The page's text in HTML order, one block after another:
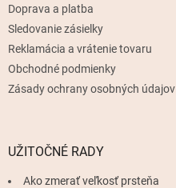
Doprava a platba
Sledovanie zásielky
Reklamácia a vrátenie tovaru
Obchodné podmienky
Zásady ochrany osobných údajov
UŽITOČNÉ RADY
Ako zmerať veľkosť prsteňa